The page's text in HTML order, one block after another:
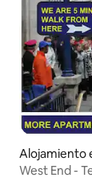
Alojamiento
West End -